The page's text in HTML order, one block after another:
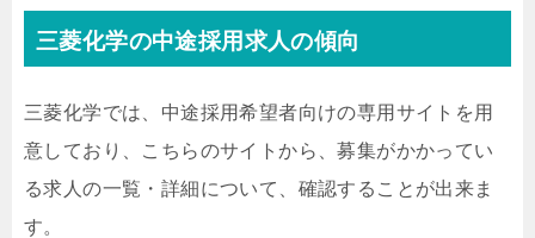
三菱化学の中途採用求人の傾向
三菱化学では、中途採用希望者向けの専用サイトを用
意しており、こちらのサイトから、募集がかかってい
る求人の一覧・詳細について、確認することが出来ま
す。